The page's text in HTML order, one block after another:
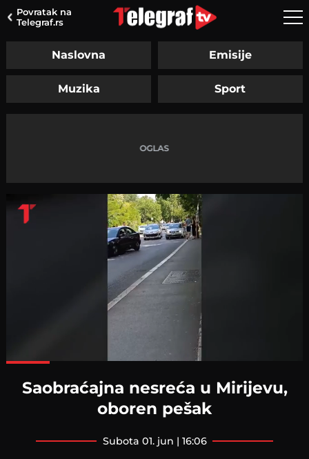
Povratak na
Telegraf.rs
Naslovna Emisije
Muzika Sport
Saobraćajna nesreća u Mirijevu,
oboren pešak
subota 01. jun | 16:06